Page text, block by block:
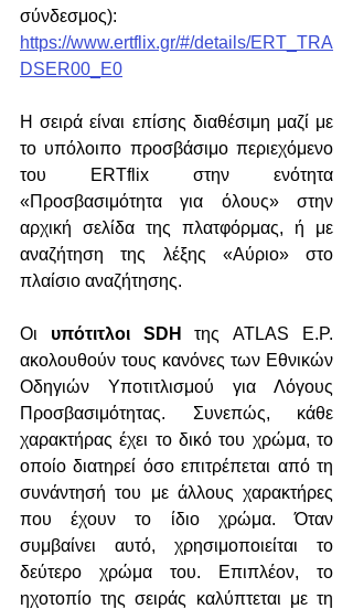
σύνδεσμος):
https://www.ertflix.gr/#/details/ERT_TRA
DSER00_E0
Η σειρά είναι επίσης διαθέσιμη μαζί με
το υπόλοιπο προσβάσιμο περιεχόμενο
του ERTflix στην ενότητα
«Προσβασιμότητα για όλους» στην
αρχική σελίδα της πλατφόρμας, ή με
αναζήτηση της λέξης «Αύριο» στο
πλαίσιο αναζήτησης.
Οι υπότιτλοι SDH
της ATLAS E.P.
ακολουθούν τους κανόνες των Εθνικών
Οδηγιών Υποτιτλισμού για Λόγους
Προσβασιμότητας. Συνεπώς, κάθε
χαρακτήρας έχει το δικό του χρώμα, το
οποίο διατηρεί όσο επιτρέπεται από τη
συνάντησή του με άλλους χαρακτήρες
που έχουν το ίδιο χρώμα. Όταν
συμβαίνει αυτό, χρησιμοποιείται το
δεύτερο χρώμα του. Επιπλέον, το
ηχοτοπίο της σειράς καλύπτεται με τη